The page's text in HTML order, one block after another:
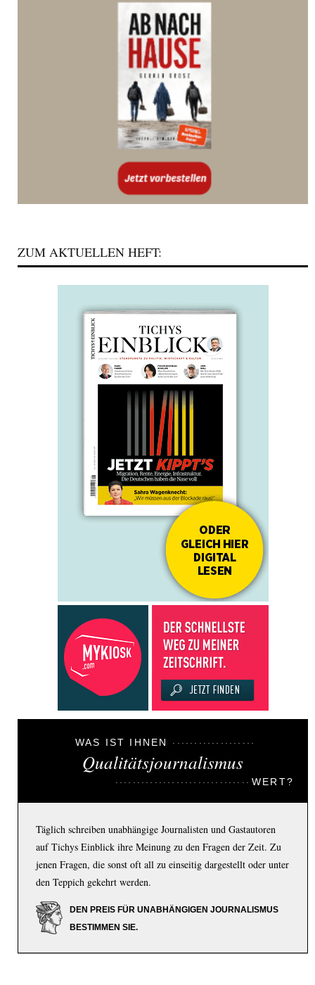
ZUM AKTUELLEN HEFT:
WAS IST IHNEN
Qualitätsjournalismus
WERT?
Täglich schreiben unabhängige Journalisten und Gastautoren
auf Tichys Einblick ihre Meinung zu den Fragen der Zeit. Zu
jenen Fragen, die sonst oft all zu einseitig dargestellt oder unter
den Teppich gekehrt werden.
DEN PREIS FÜR UNABHÄNGIGEN JOURNALISMUS
BESTIMMEN SIE.